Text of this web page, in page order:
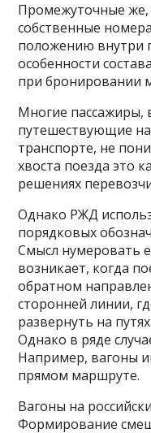
Промежуточные
собственные
положению внутри
особенности
при бронировании
Многие пассажиры,
путешествующие
транспорте, не
хвоста поезда это
решениях
Однако РЖД
порядковых
Смысл нумеровать
возникает, когда
обратном
сторонней линии,
развернуть на
Однако в ряде
Например, вагоны
прямом маршруте.
Вагоны на
Формирование